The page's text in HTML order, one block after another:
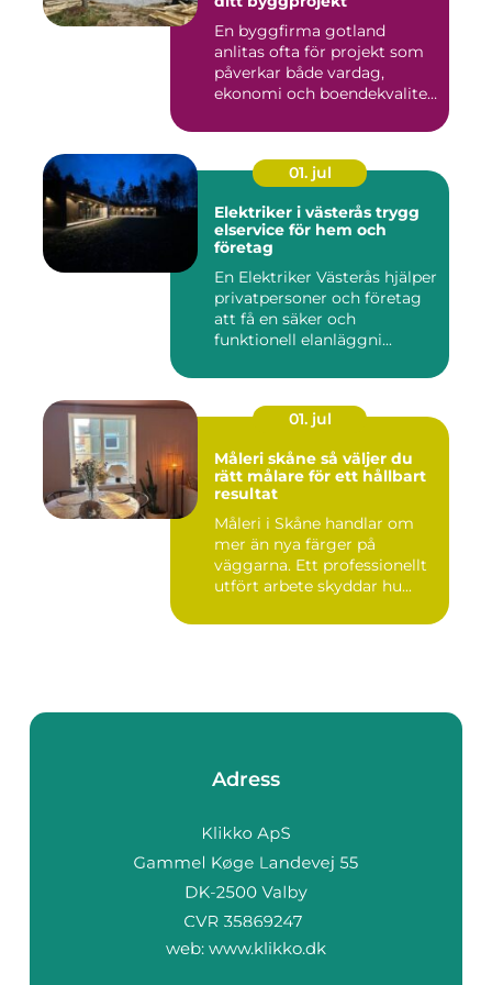
En byggfirma gotland
anlitas ofta för projekt som
påverkar både vardag,
ekonomi och boendekvalitet
01. jul
Elektriker i västerås trygg
elservice för hem och
företag
En Elektriker Västerås hjälper
privatpersoner och företag
att få en säker och
funktionell elanläggni...
01. jul
Måleri skåne så väljer du
rätt målare för ett hållbart
resultat
Måleri i Skåne handlar om
mer än nya färger på
väggarna. Ett professionellt
utfört arbete skyddar hu...
Adress
web: www.klikko.dk